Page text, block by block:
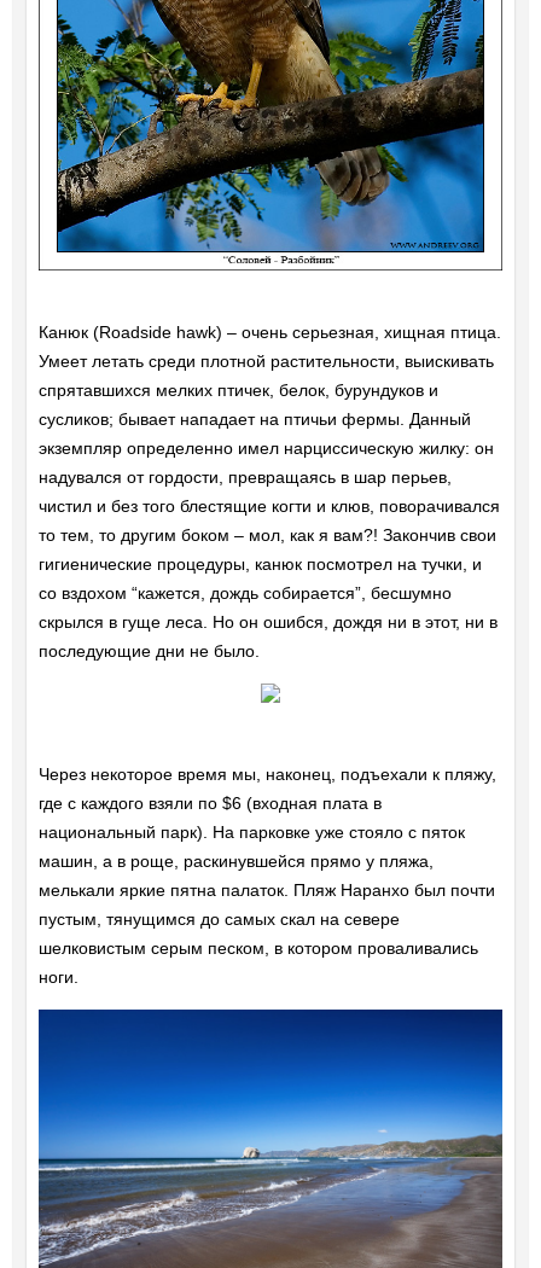
Канюк (Roadside hawk) – очень серьезная, хищная птица.
Умеет летать среди плотной растительности, выискивать
спрятавшихся мелких птичек, белок, бурундуков и
сусликов; бывает нападает на птичьи фермы. Данный
экземпляр определенно имел нарциссическую жилку: он
надувался от гордости, превращаясь в шар перьев,
чистил и без того блестящие когти и клюв, поворачивался
то тем, то другим боком – мол, как я вам?! Закончив свои
гигиенические процедуры, канюк посмотрел на тучки, и
со вздохом “кажется, дождь собирается”, бесшумно
скрылся в гуще леса. Но он ошибся, дождя ни в этот, ни в
последующие дни не было.
Через некоторое время мы, наконец, подъехали к пляжу,
где с каждого взяли по $6 (входная плата в
национальный парк). На парковке уже стояло с пяток
машин, а в роще, раскинувшейся прямо у пляжа,
мелькали яркие пятна палаток. Пляж Наранхо был почти
пустым, тянущимся до самых скал на севере
шелковистым серым песком, в котором проваливались
ноги.